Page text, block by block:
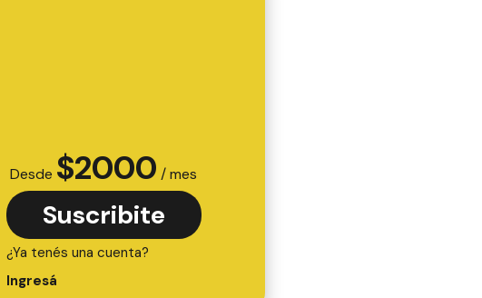
Desde $2000 / mes
Suscribite
¿Ya tenés una cuenta?
Ingresá